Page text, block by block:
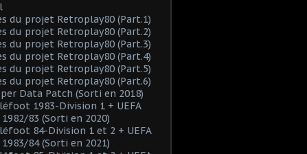
du projet Retroplay80 (Part.1)
du projet Retroplay80 (Part.2)
du projet Retroplay80 (Part.3)
du projet Retroplay80 (Part.4)
du projet Retroplay80 (Part.5)
du projet Retroplay80 (Part.6)
Data Patch (Sorti en 2018)
1983-Division 1 + UEFA
83 (Sorti en 2020)
84-Division 1 et 2 + UEFA
84 (Sorti en 2021)